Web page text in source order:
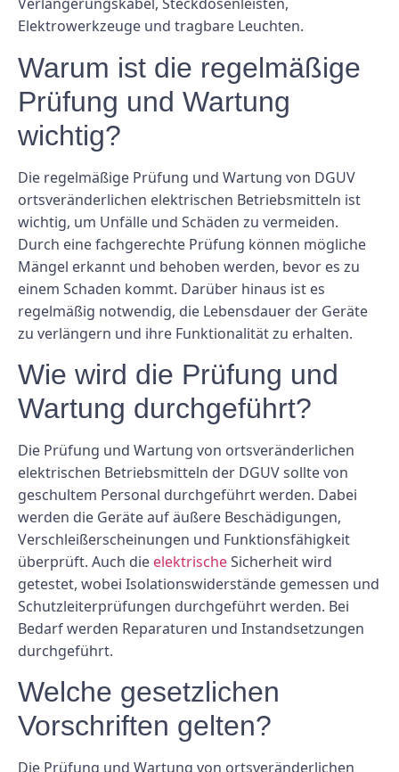
Elektrowerkzeuge und tragbare Leuchten.
Warum ist die regelmäßige
Prüfung und Wartung
wichtig?
Die regelmäßige Prüfung und Wartung von DGUV
ortsveränderlichen elektrischen Betriebsmitteln ist
wichtig, um Unfälle und Schäden zu vermeiden.
Durch eine fachgerechte Prüfung können mögliche
Mängel erkannt und behoben werden, bevor es zu
einem Schaden kommt. Darüber hinaus ist es
regelmäßig notwendig, die Lebensdauer der Geräte
zu verlängern und ihre Funktionalität zu erhalten.
Wie wird die Prüfung und
Wartung durchgeführt?
Die Prüfung und Wartung von ortsveränderlichen
elektrischen Betriebsmitteln der DGUV sollte von
geschultem Personal durchgeführt werden. Dabei
werden die Geräte auf äußere Beschädigungen,
Verschleißerscheinungen und Funktionsfähigkeit
überprüft. Auch die elektrischeSicherheit wird
getestet, wobei Isolationswiderstände gemessen und
Schutzleiterprüfungen durchgeführt werden. Bei
Bedarf werden Reparaturen und Instandsetzungen
durchgeführt.
Welche gesetzlichen
Vorschriften gelten?
Die Prüfung und Wartung von ortsveränderlichen